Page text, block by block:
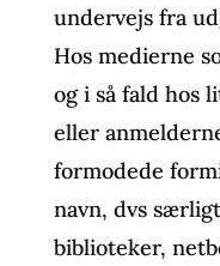
undervejs fra
Hos medierne
og i så fald hos
eller
formodede
navn, dvs
biblioteker,